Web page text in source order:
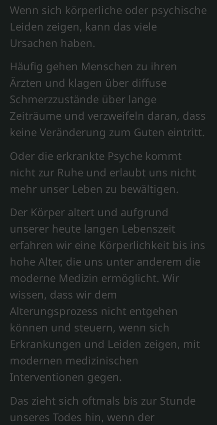
Wenn sich körperliche oder psychische
Leiden zeigen, kann das viele
Ursachen haben.
Häufig gehen Menschen zu ihren
Ärzten und klagen über diffuse
Schmerzzustände über lange
Zeiträume und verzweifeln daran, dass
keine Veränderung zum Guten eintritt.
Oder die erkrankte Psyche kommt
nicht zur Ruhe und erlaubt uns nicht
mehr unser Leben zu bewältigen.
Der Körper altert und aufgrund
unserer heute langen Lebenszeit
erfahren wir eine Körperlichkeit bis ins
hohe Alter, die uns unter anderem die
moderne Medizin ermöglicht. Wir
wissen, dass wir dem
Alterungsprozess nicht entgehen
können und steuern, wenn sich
Erkrankungen und Leiden zeigen, mit
modernen medizinischen
Interventionen gegen.
Das zieht sich oftmals bis zur Stunde
unseres Todes hin, wenn der